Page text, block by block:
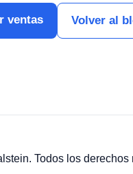
ventas Volver al
Todos los derechos